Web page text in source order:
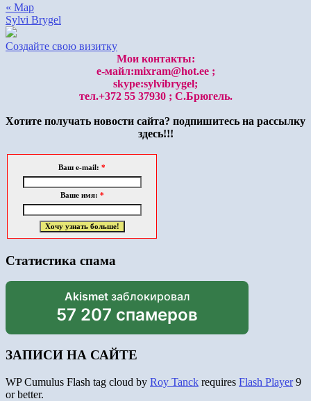
« Мар
Sylvi Brygel
Создайте свою визитку
Мои контакты:
е-майл:mixram@hot.ee ;
skype:sylvibrygel;
тел.+372 55 37930 ; С.Брюгель.
Хотите получать новости сайта? подпишитесь на рассылку
здесь!!!
Ваш e-mail: *
Ваше имя: *
Статистика спама
Akismetзаблокировал
57 207 спамеров
ЗАПИСИ НА САЙТЕ
WP Cumulus Flash tag cloud by Roy Tanck requires Flash Player9
or better.